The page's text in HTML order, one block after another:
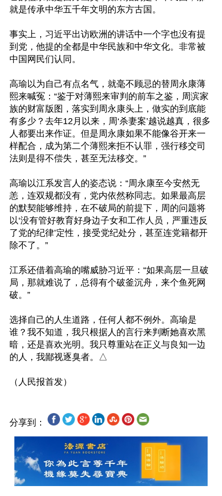
就是传承中华五千年文明的东方古国。
事实上，习近平出访欧洲的讲话中一个字也没有提
到党，他提的全都是中华民族和中华文化。非常被
中国网民们认同。
高瑜以为自己有点名气，就毫不顾忌的替周永康薄
熙来喊冤：“鉴于对薄熙来审判的前车之鉴，周滨家
族的财富版图，落实到周永康头上，做实的到底能
有多少？去年12月以来，周‘杀妻案’越说越真，很多
人都要出来作证。但是周永康如果不能像谷开来一
样配合，成为第二个薄熙来拒不认罪，强行移交司
法则是得不偿失，甚至无法移交。”
高瑜以江系发言人的姿态说：“周永康至今安然无
恙，连双规都没有，党内依然称同志。如果最高层
的默契能够维持，在不破局的前提下，周的问题将
以‘没有管好教育好身边子女和工作人员，严重违反
了党的纪律’定性，接受党纪处分，甚至连党籍都开
除不了。”
江系还借着高瑜的嘴威胁习近平：“如果高层一旦破
局，那就难说了，总得有个破釜沉舟，来个鱼死网
破。”
选择自己的人生道路，任何人都不例外。高瑜是
谁？我不知道，我只根据人的言行来判断她喜欢黑
暗，还是喜欢光明。我只尊重站在正义与良知一边
的人，我鄙视逐臭者。△
分享到：